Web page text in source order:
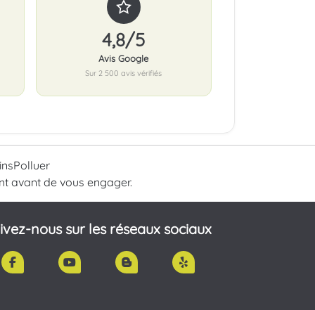
4,8/5
Avis Google
Sur 2 500 avis vérifiés
avant de vous engager.
nous sur les réseaux sociaux